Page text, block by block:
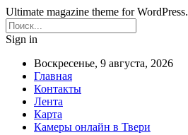
Ultimate magazine theme for WordPress.
Sign in
Воскресенье, 9 августа, 2026
Главная
Контакты
Лента
Карта
Камеры онлайн в Твери